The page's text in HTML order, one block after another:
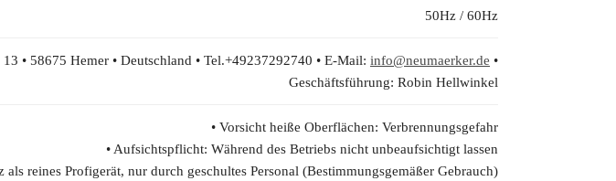
50Hz / 60Hz
• 58675 Hemer • Deutschland • Tel.+49237292740 • E-Mail: info@neumaerker.de •
Geschäftsführung: Robin Hellwinkel
• Vorsicht heiße Oberflächen: Verbrennungsgefahr
• Aufsichtspflicht: Während des Betriebs nicht unbeaufsichtigt lassen
als reines Profigerät, nur durch geschultes Personal (Bestimmungsgemäßer Gebrauch)